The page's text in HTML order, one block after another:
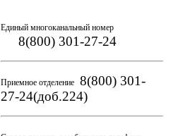
Единый многоканальный номер
8(800) 301-27-24
Приемное отделение 8(800) 301-
27-24(доб.224)